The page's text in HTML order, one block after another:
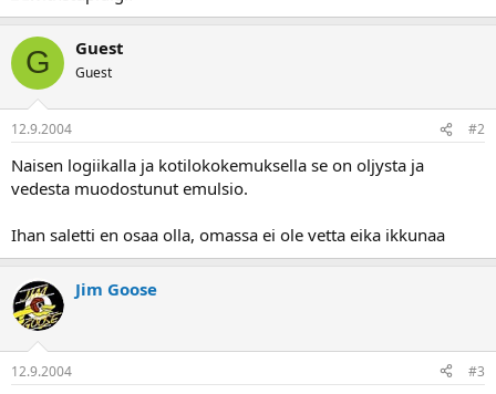
j
a
G Guest
Guest
12.9.2004 #2
Naisen logiikalla ja kotilokokemuksella se on oljysta ja
vedesta muodostunut emulsio.
Ihan saletti en osaa olla, omassa ei ole vetta eika ikkunaa
Jim Goose
12.9.2004 #3